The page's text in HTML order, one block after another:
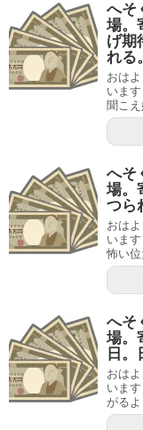
へそ
場。
げ期
れる
おは
いま
聞こ
へそ
場。
つら
おは
いま
怖い
へそ
場。
日。
おは
いま
がる